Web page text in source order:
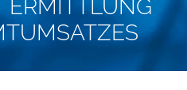
ERMITTLUNG